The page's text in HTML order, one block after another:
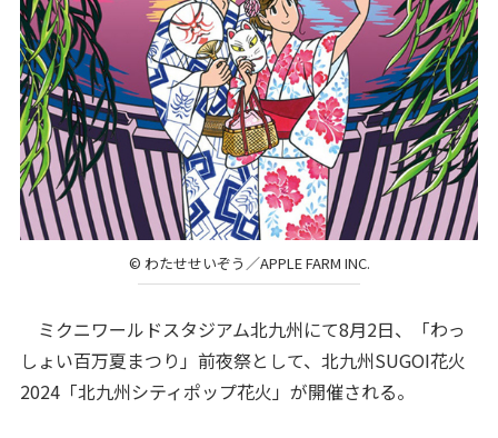
© わたせせいぞう／APPLE FARM INC.
ミクニワールドスタジアム北九州にて8月2日、「わっ
しょい百万夏まつり」前夜祭として、北九州SUGOI花火
2024「北九州シティポップ花火」が開催される。